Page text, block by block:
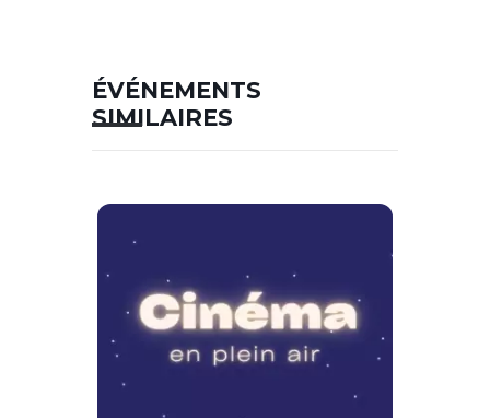
ÉVÉNEMENTS
SIMILAIRES